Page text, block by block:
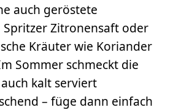
auch geröstete
Spritzer Zitronensaft oder
Kräuter wie Koriander
Sommer schmeckt die
kalt serviert
– füge dann einfach